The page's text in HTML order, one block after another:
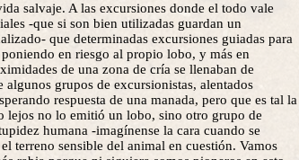
salvaje. A las excursiones donde el todo vale
-que si son bien utilizadas guardan un
que determinadas excursiones guiadas para
en riesgo al propio lobo, y más en
de una zona de cría se llenaban de
grupos de excursionistas, alentados
respuesta de una manada, pero que es tal la
lejos no lo emitió un lobo, sino otro grupo de
humana -imagínense la cara cuando se
terreno sensible del animal en cuestión. Vamos